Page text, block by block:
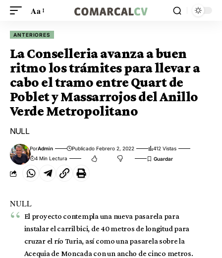
Aa
ANTERIORES
La Conselleria avanza a buen
ritmo los trámites para llevar a
cabo el tramo entre Quart de
Poblet y Massarrojos del Anillo
Verde Metropolitano
NULL
PorAdmin Publicado Febrero 2, 2022
412 Vistas
4 Min Lectura
NULL
El proyecto contempla una nueva pasarela para
instalar el carril bici, de 40 metros de longitud para
cruzar el río Turia, así como una pasarela sobre la
Acequia de Moncada con un ancho de cinco metros.